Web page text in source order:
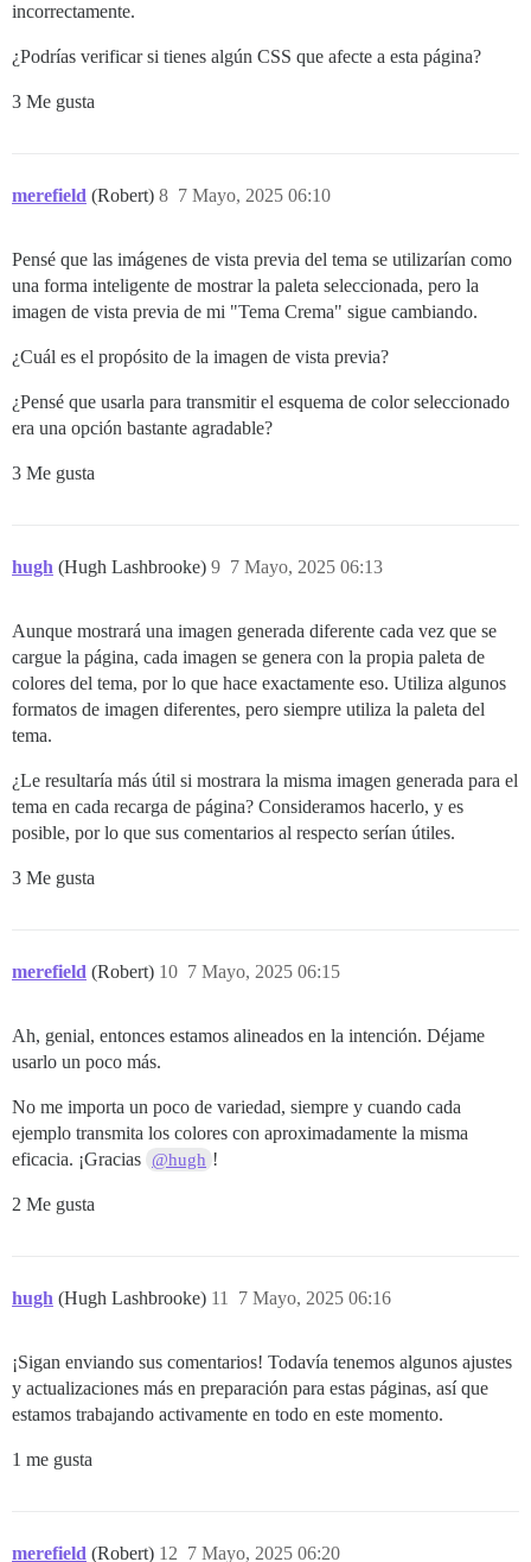
incorrectamente.
¿Podrías verificar si tienes algún CSS que afecte a esta página?
3 Me gusta
merefield (Robert) 7 Mayo, 2025 06:10
8
Pensé que las imágenes de vista previa del tema se utilizarían como
una forma inteligente de mostrar la paleta seleccionada, pero la
imagen de vista previa de mi "Tema Crema" sigue cambiando.
¿Cuál es el propósito de la imagen de vista previa?
¿Pensé que usarla para transmitir el esquema de color seleccionado
era una opción bastante agradable?
3 Me gusta
hugh (Hugh Lashbrooke) 7 Mayo, 2025 06:13
9
Aunque mostrará una imagen generada diferente cada vez que se
cargue la página, cada imagen se genera con la propia paleta de
colores del tema, por lo que hace exactamente eso. Utiliza algunos
formatos de imagen diferentes, pero siempre utiliza la paleta del
tema.
¿Le resultaría más útil si mostrara la misma imagen generada para el
tema en cada recarga de página? Consideramos hacerlo, y es
posible, por lo que sus comentarios al respecto serían útiles.
3 Me gusta
merefield (Robert) 7 Mayo, 2025 06:15
10
Ah, genial, entonces estamos alineados en la intención. Déjame
usarlo un poco más.
No me importa un poco de variedad, siempre y cuando cada
ejemplo transmita los colores con aproximadamente la misma
eficacia. ¡Gracias @hugh !
2 Me gusta
hugh (Hugh Lashbrooke) 7 Mayo, 2025 06:16
11
¡Sigan enviando sus comentarios! Todavía tenemos algunos ajustes
y actualizaciones más en preparación para estas páginas, así que
estamos trabajando activamente en todo en este momento.
1 me gusta
merefield (Robert) 7 Mayo, 2025 06:20
12